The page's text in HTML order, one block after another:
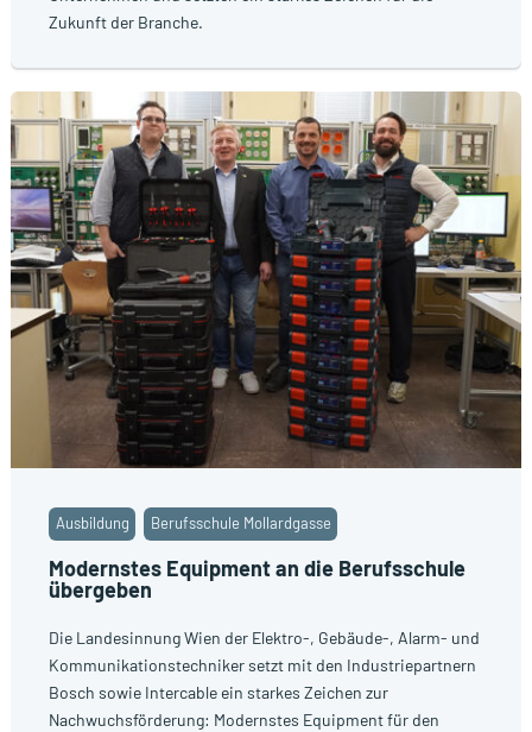
Zukunft der Branche.
Modernstes Equipment an die Berufsschule
übergeben
Ausbildung Berufsschule Mollardgasse
Die Landesinnung Wien der Elektro-, Gebäude-, Alarm- und
Kommunikationstechniker setzt mit den Industriepartnern
Bosch sowie Intercable ein starkes Zeichen zur
Nachwuchsförderung: Modernstes Equipment für den